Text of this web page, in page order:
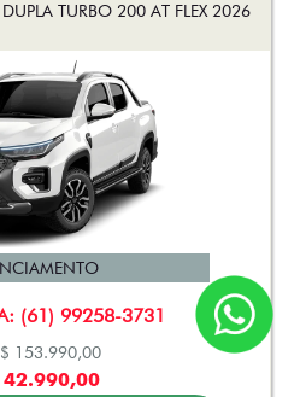
TURBO 200 AT FLEX 2026
(61) 99258-3731
153.990,00